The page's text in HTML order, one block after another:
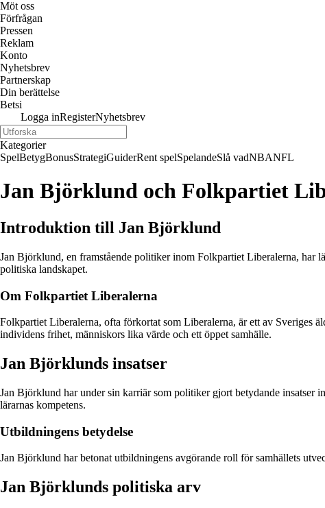
Möt oss
Förfrågan
Pressen
Reklam
Konto
Nyhetsbrev
Partnerskap
Din berättelse
Betsi
Logga inRegisterNyhetsbrev
Kategorier
SpelBetygBonusStrategiGuiderRent spelSpelandeSlå vadNBANFL
Jan Björklund och Folkpartiet
Introduktion till Jan Björklund
Jan Björklund, en framstående politiker inom Folkpartiet Liberalerna, har
politiska landskapet.
Om Folkpartiet Liberalerna
Folkpartiet Liberalerna, ofta förkortat som Liberalerna, är ett av Sveriges
individens frihet, människors lika värde och ett öppet samhälle.
Jan Björklunds insatser
Jan Björklund har under sin karriär som politiker gjort betydande
lärarnas kompetens.
Utbildningens betydelse
Jan Björklund har betonat utbildningens avgörande roll för samhällets
Jan Björklunds politiska arv